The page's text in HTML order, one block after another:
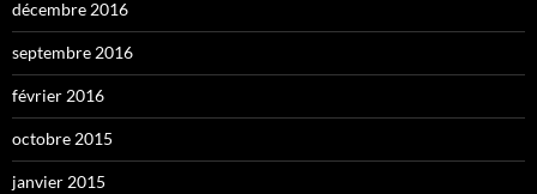
décembre 2016
septembre 2016
février 2016
octobre 2015
janvier 2015